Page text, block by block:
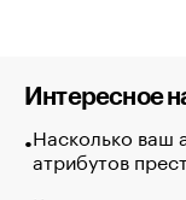
Интересное
Насколько ваш
атрибутов